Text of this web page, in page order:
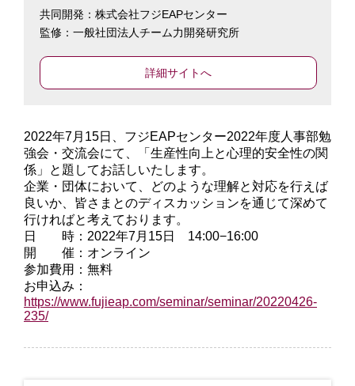
共同開発：株式会社フジEAPセンター
監修：一般社団法人チーム力開発研究所
詳細サイトへ
2022年7月15日、フジEAPセンター2022年度人事部勉
強会・交流会にて、「生産性向上と心理的安全性の関
係」と題してお話しいたします。
企業・団体において、どのような理解と対応を行えば
良いか、皆さまとのディスカッションを通じて深めて
行ければと考えております。
日 時：2022年7月15日 14:00−16:00
開 催：オンライン
参加費用：無料
お申込み：
https://www.fujieap.com/seminar/seminar/20220426-
235/